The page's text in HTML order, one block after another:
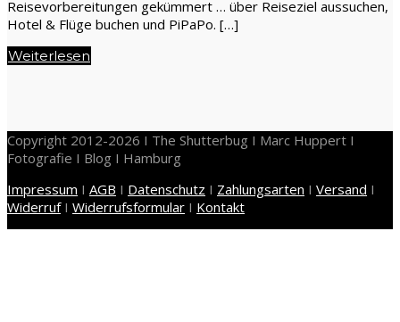
Reisevorbereitungen gekümmert … über Reiseziel aussuchen,
Hotel & Flüge buchen und PiPaPo. […]
Weiterlesen
Copyright 2012-2026 I The Shutterbug I Marc Huppert I
Fotografie I Blog I Hamburg
Impressum I AGB I Datenschutz I Zahlungsarten I Versand I
WiderrufI Widerrufsformular I Kontakt